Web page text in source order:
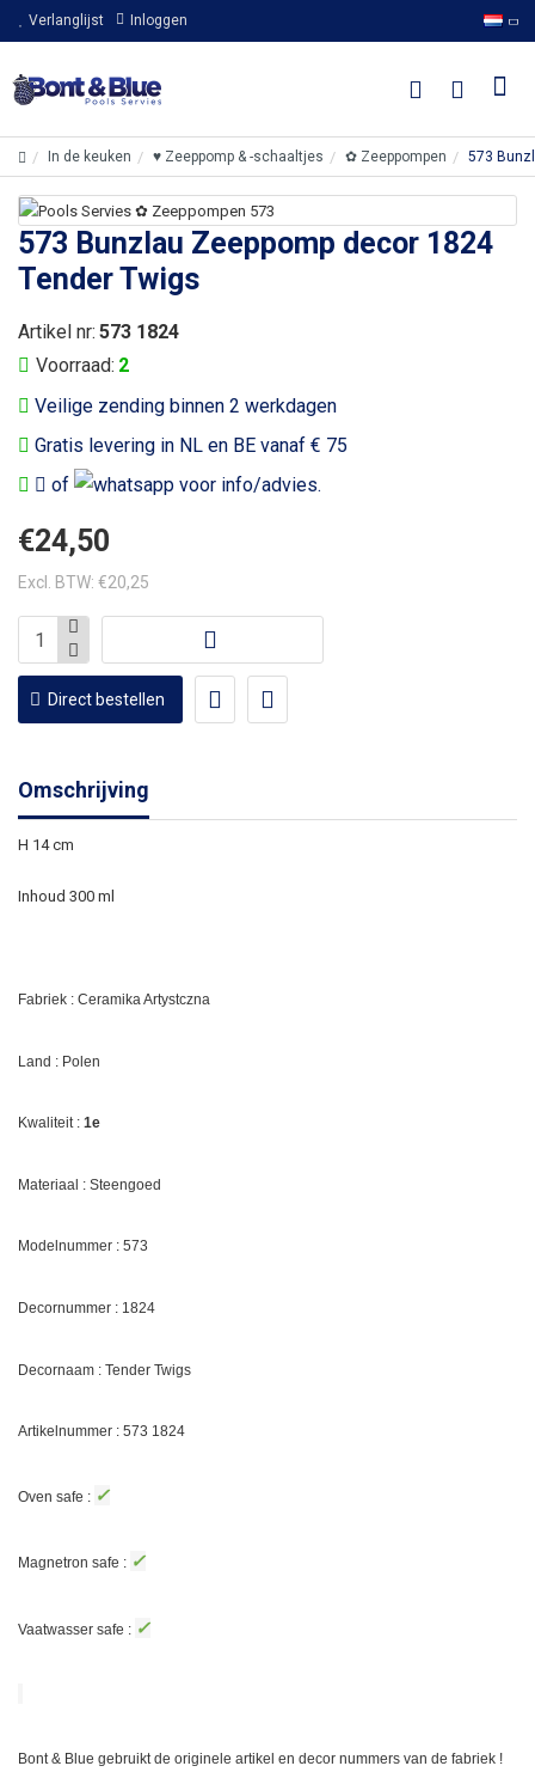
Verlanglijst Inloggen
In de keuken ♥ Zeeppomp & -schaaltjes ✿ Zeeppompen 573
573 Bunzlau Zeeppomp decor 1824
Tender Twigs
Veilige zending binnen 2 werkdagen
Gratis levering in NL en BE vanaf € 75
of
voor info/advies.
Voorraad: 2
Artikel nr: 573 1824
€24,50
Excl. BTW: €20,25
Direct bestellen
Omschrijving
H 14 cm
Inhoud 300 ml
Fabriek : Ceramika Artystczna
Land : Polen
Kwaliteit : 1e
Materiaal : Steengoed
Modelnummer : 573
Decornummer : 1824
Decornaam : Tender Twigs
Artikelnummer : 573 1824
Oven safe : ✓
Magnetron safe : ✓
Vaatwasser safe : ✓
Bont & Blue gebruikt de originele artikel en decor nummers van de fabriek !